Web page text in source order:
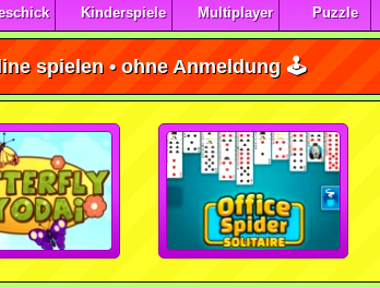
Kinderspiele Multiplayer Puzzle
spielen • ohne Anmeldung 🕹️